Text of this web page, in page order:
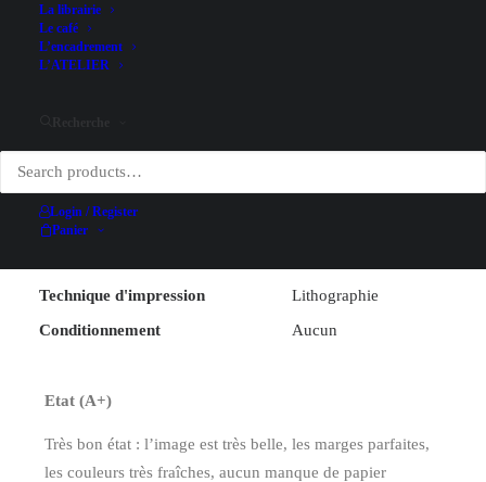
La librairie
Le café
L’encadrement
L’ATELIER
Login / Register
Panier
Illustrateur
Hallo (dit ALO)
Largeur (hors entoilage)
62.4 cm
Hauteur (hors entoilage)
Technique d'impression
Lithographie
Conditionnement
Aucun
Etat (A+)
Très bon état : l’image est très belle, les marges parfaites,
les couleurs très fraîches, aucun manque de papier